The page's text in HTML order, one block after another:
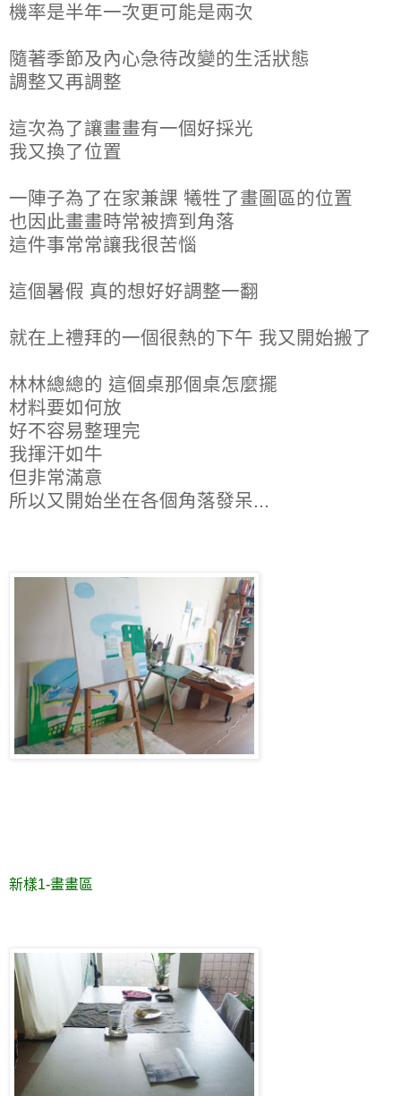
機率是半年一次更可能是兩次
隨著季節及內心急待改變的生活狀態
調整又再調整
這次為了讓畫畫有一個好採光
我又換了位置
一陣子為了在家兼課 犧牲了畫圖區的位置
也因此畫畫時常被擠到角落
這件事常常讓我很苦惱
這個暑假 真的想好好調整一翻
就在上禮拜的一個很熱的下午 我又開始搬了
林林總總的 這個桌那個桌怎麼擺
材料要如何放
好不容易整理完
我揮汗如牛
但非常滿意
所以又開始坐在各個角落發呆...
新樣1-畫畫區